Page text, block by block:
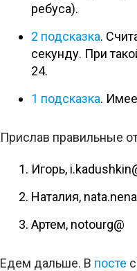
ребуса).
2 подсказка.
секунду. При
24.
1 подсказка.
Прислав правильные
Игорь,
Наталия,
Артем, notourg@
Едем дальше. В посте